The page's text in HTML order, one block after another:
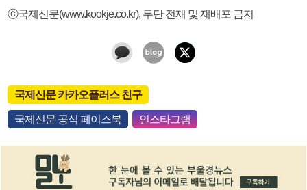
ⓒ국제신문(www.kookje.co.kr), 무단 전재 및 재배포 금지
국제신문 카카오플러스 친구
국제신문 공식 페이스북 인스타그램